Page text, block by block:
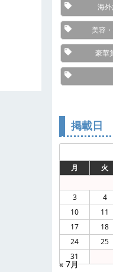
海
美容
豪華
掲載日
月
火
3
4
10
11
17
18
24
25
31
« 7月